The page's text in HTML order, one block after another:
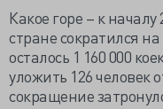
Какое горе – к началу
стране сократился
осталось 1 160 000
уложить 126 человек
сокращение